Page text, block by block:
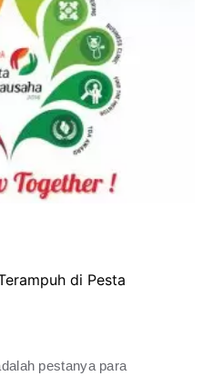
di Pesta
pestanya para